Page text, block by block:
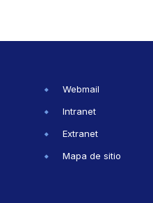
Webmail
Intranet
Extranet
Mapa de sitio